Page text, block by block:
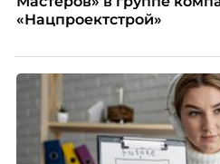
«Нацпроектстрой»